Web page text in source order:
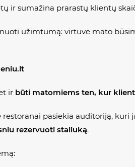
ir sumažina prarastų klientų
užimtumą: virtuvė mato
ir būti matomiems ten, kur
pasiekia auditoriją,
rezervuoti staliuką.